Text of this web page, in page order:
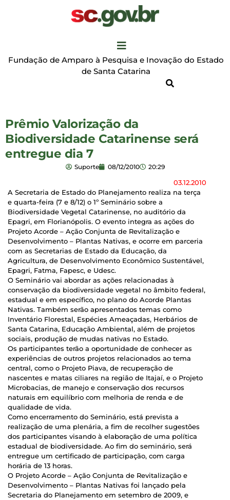
Fundação de Amparo à Pesquisa e Inovação do Estado
de Santa Catarina
Prêmio Valorização da
Biodiversidade Catarinense será
entregue dia 7
Suporte 08/12/2010 20:29
03.12.2010
A Secretaria de Estado do Planejamento realiza na terça
e quarta-feira (7 e 8/12) o 1º Seminário sobre a
Biodiversidade Vegetal Catarinense, no auditório da
Epagri, em Florianópolis. O evento integra as ações do
Projeto Acorde – Ação Conjunta de Revitalização e
Desenvolvimento – Plantas Nativas, e ocorre em parceria
com as Secretarias de Estado da Educação, da
Agricultura, de Desenvolvimento Econômico Sustentável,
Epagri, Fatma, Fapesc, e Udesc.
O Seminário vai abordar as ações relacionadas à
conservação da biodiversidade vegetal no âmbito federal,
estadual e em específico, no plano do Acorde Plantas
Nativas. Também serão apresentados temas como
Inventário Florestal, Espécies Ameaçadas, Herbários de
Santa Catarina, Educação Ambiental, além de projetos
sociais, produção de mudas nativas no Estado.
Os participantes terão a oportunidade de conhecer as
experiências de outros projetos relacionados ao tema
central, como o Projeto Piava, de recuperação de
nascentes e matas ciliares na região de Itajaí, e o Projeto
Microbacias, de manejo e conservação dos recursos
naturais em equilíbrio com melhoria de renda e de
qualidade de vida.
Como encerramento do Seminário, está prevista a
realização de uma plenária, a fim de recolher sugestões
dos participantes visando à elaboração de uma política
estadual de biodiversidade. Ao fim do seminário, será
entregue um certificado de participação, com carga
horária de 13 horas.
O Projeto Acorde – Ação Conjunta de Revitalização e
Desenvolvimento – Plantas Nativas foi lançado pela
Secretaria do Planejamento em setembro de 2009, e